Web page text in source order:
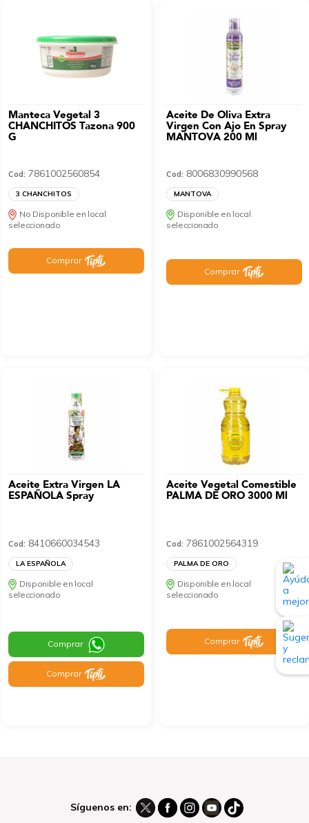
Manteca Vegetal 3
CHANCHITOS Tazona 900
G
Cod: 7861002560854
3 CHANCHITOS
No Disponible en local
seleccionado
Comprar
Aceite De Oliva Extra
Virgen Con Ajo En Spray
MANTOVA 200 Ml
Cod: 8006830990568
MANTOVA
Disponible en local
seleccionado
Comprar
Aceite Extra Virgen LA
ESPAÑOLA Spray
Cod: 8410660034543
LA ESPAÑOLA
Disponible en local
seleccionado
Comprar
Comprar
Aceite Vegetal Comestible
PALMA DE ORO 3000 Ml
Cod: 7861002564319
PALMA DE ORO
Disponible en local
seleccionado
Comprar
Síguenos en: